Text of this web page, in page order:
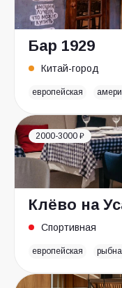
Бар 1929
Китай-город
европейская
2000-3000 ₽
Клёво на
Спортивная
европейская